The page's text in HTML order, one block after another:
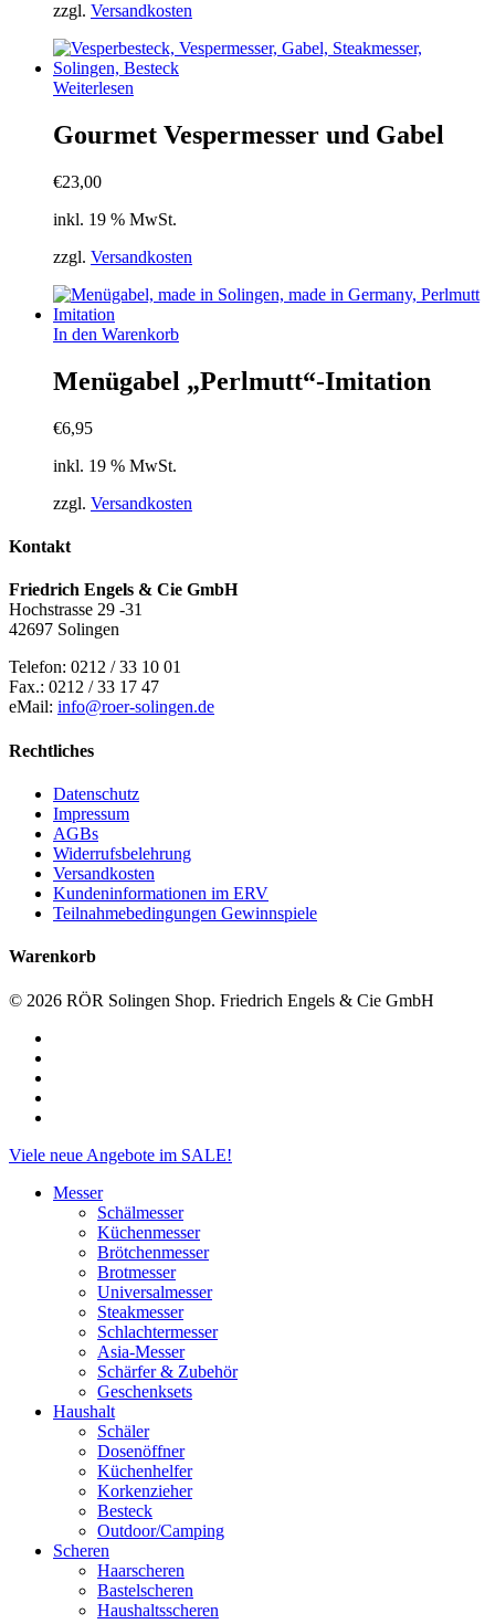
zzgl. Versandkosten
Weiterlesen
Gourmet Vespermesser und Gabel
€23,00
inkl. 19 % MwSt.
zzgl. Versandkosten
In den Warenkorb
Menügabel „Perlmutt“-Imitation
€6,95
inkl. 19 % MwSt.
zzgl. Versandkosten
Kontakt
Friedrich Engels & Cie GmbH
Hochstrasse 29 -31
42697 Solingen
Telefon: 0212 / 33 10 01
Fax.: 0212 / 33 17 47
eMail: info@roer-solingen.de
Rechtliches
Datenschutz
Impressum
AGBs
Widerrufsbelehrung
Versandkosten
Kundeninformationen im ERV
Teilnahmebedingungen Gewinnspiele
Warenkorb
© 2026 RÖR Solingen Shop. Friedrich Engels & Cie GmbH
Close
Viele neue Angebote im SALE!
Messer
Schälmesser
Küchenmesser
Brötchenmesser
Brotmesser
Universalmesser
Steakmesser
Schlachtermesser
Asia-Messer
Schärfer & Zubehör
Geschenksets
Haushalt
Schäler
Dosenöffner
Küchenhelfer
Korkenzieher
Besteck
Outdoor/Camping
Scheren
Haarscheren
Bastelscheren
Haushaltsscheren